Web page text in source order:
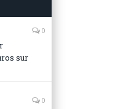
0
sur
0